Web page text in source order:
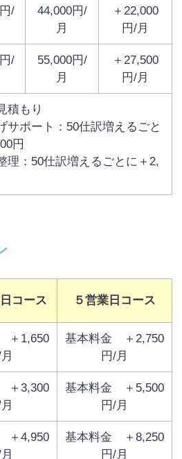
/
44,000円/
月
＋22,000
円/月
/
55,000円/
月
＋27,500
円/月
積もり
サポート：50仕訳増えるごと
円
理：50仕訳増えるごとに＋2,
コース ５営業日コース
＋1,650
基本料金 ＋2,750
円/月
＋3,300
基本料金 ＋5,500
円/月
＋4,950
基本料金 ＋8,250
円/月